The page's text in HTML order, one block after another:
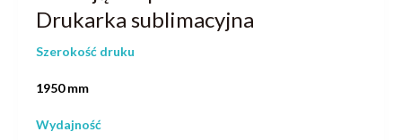
Drukarka sublimacyjna
Szerokość druku
1950 mm
Wydajność